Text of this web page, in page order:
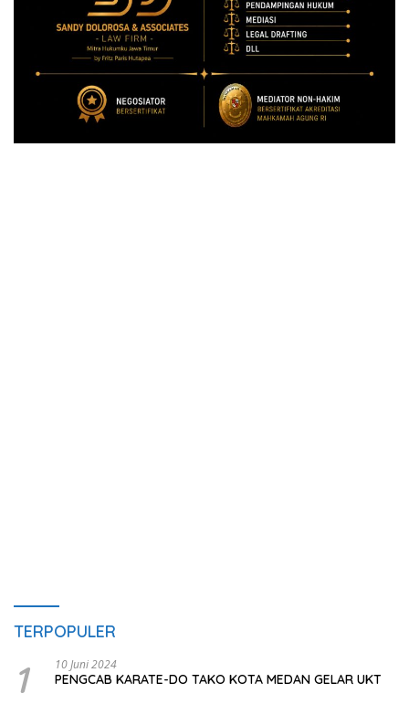
TERPOPULER
1 10 Juni 2024
PENGCAB KARATE-DO TAKO KOTA MEDAN GELAR UKT